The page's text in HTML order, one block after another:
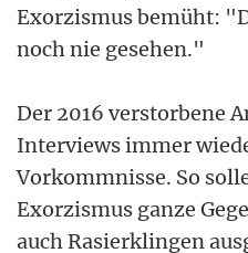
Exorzismus bemüht:
noch nie gesehen."
Der 2016 verstorbene
Interviews immer
Vorkommnisse. So
Exorzismus ganze
auch Rasierklingen